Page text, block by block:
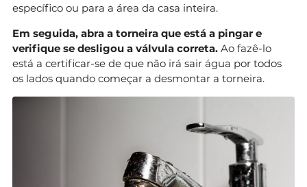
específico ou para a área da casa inteira.
Em seguida, abra a torneira que está a pingar e
verifique se desligou a válvula correta. Ao fazê-lo
está a certificar-se de que não irá sair água por todos
os lados quando começar a desmontar a torneira.